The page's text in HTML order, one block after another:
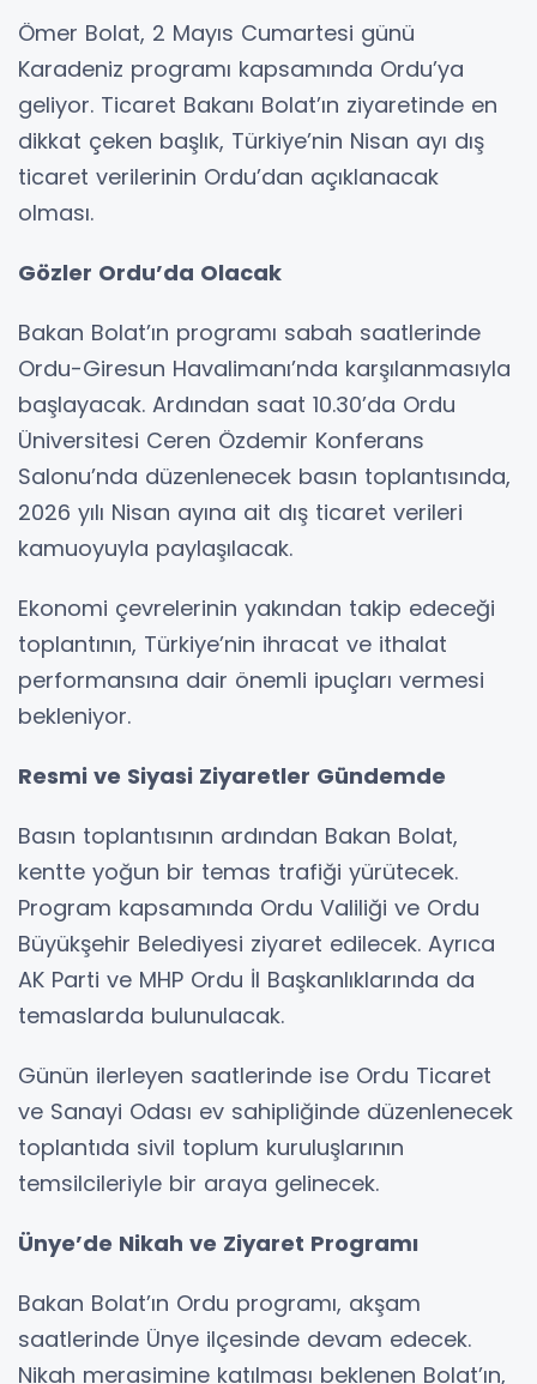
Ömer Bolat, 2 Mayıs Cumartesi günü
Karadeniz programı kapsamında Ordu’ya
geliyor. Ticaret Bakanı Bolat’ın ziyaretinde en
dikkat çeken başlık, Türkiye’nin Nisan ayı dış
ticaret verilerinin Ordu’dan açıklanacak
olması.
Gözler Ordu’da Olacak
Bakan Bolat’ın programı sabah saatlerinde
Ordu-Giresun Havalimanı’nda karşılanmasıyla
başlayacak. Ardından saat 10.30’da Ordu
Üniversitesi Ceren Özdemir Konferans
Salonu’nda düzenlenecek basın toplantısında,
2026 yılı Nisan ayına ait dış ticaret verileri
kamuoyuyla paylaşılacak.
Ekonomi çevrelerinin yakından takip edeceği
toplantının, Türkiye’nin ihracat ve ithalat
performansına dair önemli ipuçları vermesi
bekleniyor.
Resmi ve Siyasi Ziyaretler Gündemde
Basın toplantısının ardından Bakan Bolat,
kentte yoğun bir temas trafiği yürütecek.
Program kapsamında Ordu Valiliği ve Ordu
Büyükşehir Belediyesi ziyaret edilecek. Ayrıca
AK Parti ve MHP Ordu İl Başkanlıklarında da
temaslarda bulunulacak.
Günün ilerleyen saatlerinde ise Ordu Ticaret
ve Sanayi Odası ev sahipliğinde düzenlenecek
toplantıda sivil toplum kuruluşlarının
temsilcileriyle bir araya gelinecek.
Ünye’de Nikah ve Ziyaret Programı
Bakan Bolat’ın Ordu programı, akşam
saatlerinde Ünye ilçesinde devam edecek.
Nikah merasimine katılması beklenen Bolat’ın,